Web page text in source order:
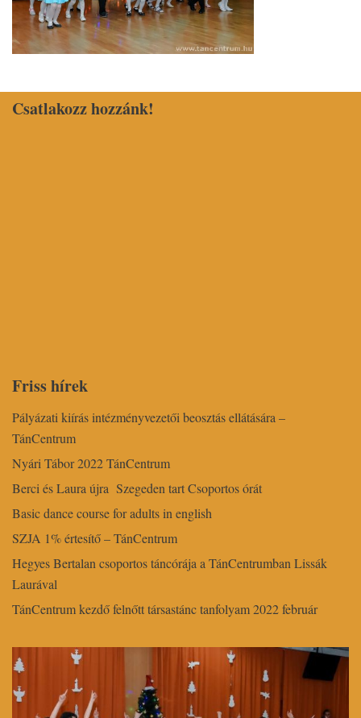
Csatlakozz hozzánk!
Friss hírek
Pályázati kiírás intézményvezetői beosztás ellátására –
TánCentrum
Nyári Tábor 2022 TánCentrum
Berci és Laura újra Szegeden tart Csoportos órát
Basic dance course for adults in english
SZJA 1% értesítő – TánCentrum
Hegyes Bertalan csoportos táncórája a TánCentrumban Lissák
Laurával
TánCentrum kezdő felnőtt társastánc tanfolyam 2022 február